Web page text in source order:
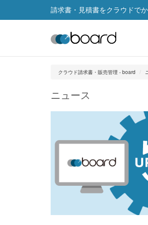
請求書・見積書をクラウドで
クラウド請求書・販売管理 - board
ニュース